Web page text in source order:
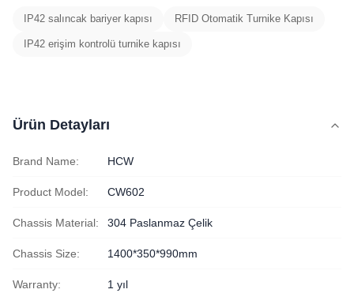
IP42 salıncak bariyer kapısı RFID Otomatik Turnike Kapısı
IP42 erişim kontrolü turnike kapısı
Ürün Detayları
Brand Name: HCW
Product Model: CW602
Chassis Material: 304 Paslanmaz Çelik
Chassis Size: 1400*350*990mm
Warranty: 1 yıl